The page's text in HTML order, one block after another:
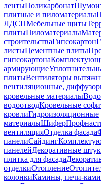
лентыПоликарбонат
плитные и пиломатериалы
ЛДСПМебельные щиты
плитыПиломатериалы
строительстваГипсокартон
листыЦементные плиты
гипсокартона
армирующие
плитыВентиляторы
вентиляционные,
кровельные материалы
водоотводКровельные
кровлиГидроизоляционные
материалыШифер
вентиляцияОтделка фасада
панелиСайдинг
панелейДекоративные
плитка для фасада
отделкиОтопление
колонкиКамины, печи-